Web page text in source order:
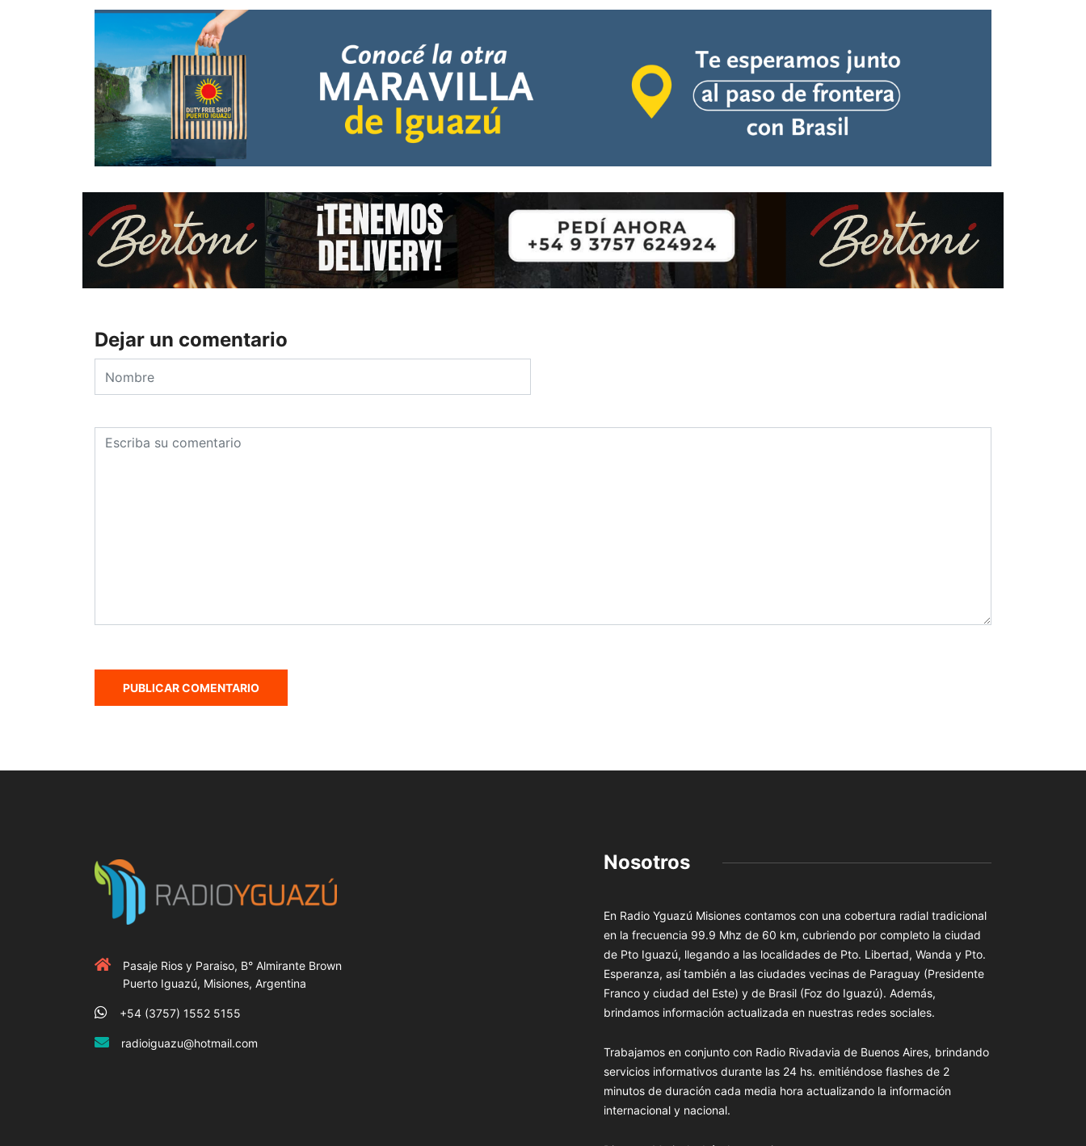
Dejar un comentario
Pasaje Rios y Paraiso, B° Almirante Brown
Puerto Iguazú, Misiones, Argentina
+54 (3757) 1552 5155
radioiguazu@hotmail.com
Nosotros
En Radio Yguazú Misiones contamos con una cobertura radial tradicional
en la frecuencia 99.9 Mhz de 60 km, cubriendo por completo la ciudad
de Pto Iguazú, llegando a las localidades de Pto. Libertad, Wanda y Pto.
Esperanza, así también a las ciudades vecinas de Paraguay (Presidente
Franco y ciudad del Este) y de Brasil (Foz do Iguazú). Además,
brindamos información actualizada en nuestras redes sociales.
Trabajamos en conjunto con Radio Rivadavia de Buenos Aires, brindando
servicios informativos durante las 24 hs. emitiéndose flashes de 2
minutos de duración cada media hora actualizando la información
internacional y nacional.